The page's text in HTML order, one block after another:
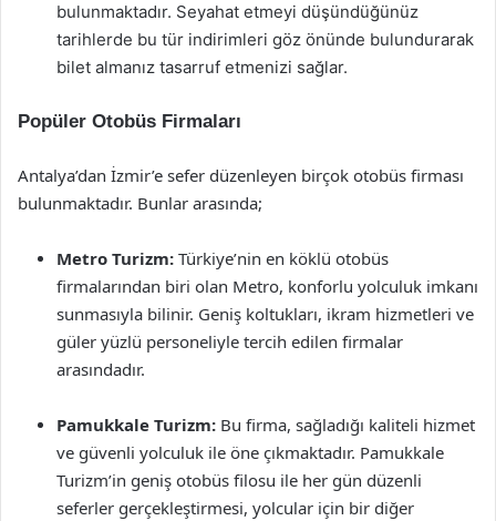
bulunmaktadır. Seyahat etmeyi düşündüğünüz
tarihlerde bu tür indirimleri göz önünde bulundurarak
bilet almanız tasarruf etmenizi sağlar.
Popüler Otobüs Firmaları
Antalya’dan İzmir’e sefer düzenleyen birçok otobüs firması
bulunmaktadır. Bunlar arasında;
Metro Turizm: Türkiye’nin en köklü otobüs
firmalarından biri olan Metro, konforlu yolculuk imkanı
sunmasıyla bilinir. Geniş koltukları, ikram hizmetleri ve
güler yüzlü personeliyle tercih edilen firmalar
arasındadır.
Pamukkale Turizm: Bu firma, sağladığı kaliteli hizmet
ve güvenli yolculuk ile öne çıkmaktadır. Pamukkale
Turizm’in geniş otobüs filosu ile her gün düzenli
seferler gerçekleştirmesi, yolcular için bir diğer